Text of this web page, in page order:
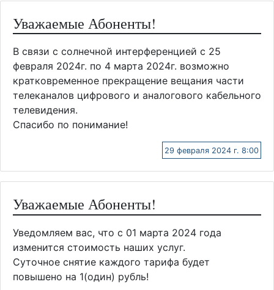
Уважаемые Абоненты!
В связи с солнечной интерференцией с 25
февраля 2024г. по 4 марта 2024г. возможно
кратковременное прекращение вещания части
телеканалов цифрового и аналогового кабельного
телевидения.
Спасибо по понимание!
29 февраля 2024 г. 8:00
Уважаемые Абоненты!
Уведомляем вас, что с 01 марта 2024 года
изменится стоимость наших услуг.
Суточное снятие каждого тарифа будет
повышено на 1(один) рубль!